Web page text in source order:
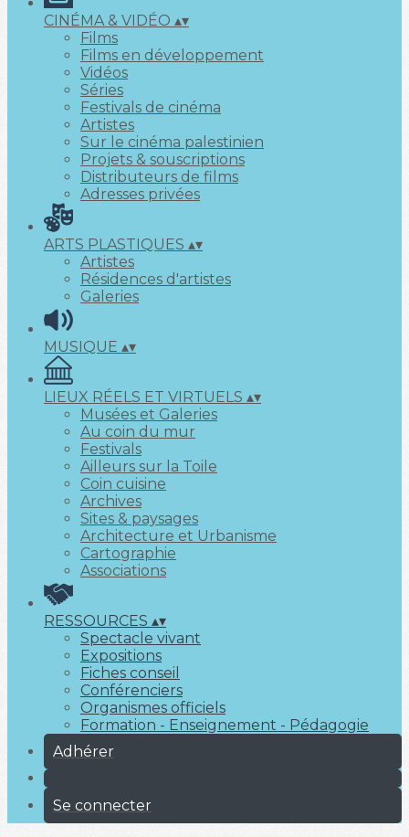
CINÉMA & VIDÉO ▴▾
Films
Films en développement
Vidéos
Séries
Festivals de cinéma
Artistes
Sur le cinéma palestinien
Projets & souscriptions
Distributeurs de films
Adresses privées
ARTS PLASTIQUES ▴▾
Artistes
Résidences d'artistes
Galeries
MUSIQUE ▴▾
LIEUX RÉELS ET VIRTUELS ▴▾
Musées et Galeries
Au coin du mur
Festivals
Ailleurs sur la Toile
Coin cuisine
Archives
Sites & paysages
Architecture et Urbanisme
Cartographie
Associations
RESSOURCES ▴▾
Spectacle vivant
Expositions
Fiches conseil
Conférenciers
Organismes officiels
Formation - Enseignement - Pédagogie
Adhérer
Se connecter